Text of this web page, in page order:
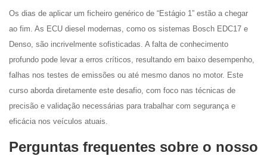
Os dias de aplicar um ficheiro genérico de “Estágio 1” estão a chegar
ao fim. As ECU diesel modernas, como os sistemas Bosch EDC17 e
Denso, são incrivelmente sofisticadas. A falta de conhecimento
profundo pode levar a erros críticos, resultando em baixo desempenho,
falhas nos testes de emissões ou até mesmo danos no motor. Este
curso aborda diretamente este desafio, com foco nas técnicas de
precisão e validação necessárias para trabalhar com segurança e
eficácia nos veículos atuais.
Perguntas frequentes sobre o nosso